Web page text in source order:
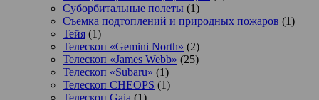
Суборбитальные полеты (1)
Съемка подтоплений и природных пожаров (1)
Тейя (1)
Телескоп «Gemini North» (2)
Телескоп «James Webb» (25)
Телескоп «Subaru» (1)
Телескоп CHEOPS (1)
Телескоп Gaia (1)